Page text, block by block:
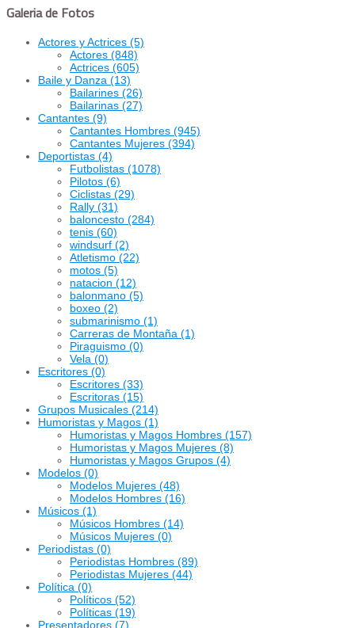
Galeria de Fotos
Actores y Actrices (5)
Actores (848)
Actrices (605)
Baile y Danza (13)
Bailarines (26)
Bailarinas (27)
Cantantes (9)
Cantantes Hombres (945)
Cantantes Mujeres (394)
Deportistas (4)
Futbolistas (1078)
Pilotos (6)
Ciclistas (29)
Rally (31)
baloncesto (284)
tenis (60)
windsurf (2)
Atletismo (22)
motos (5)
natacion (12)
balonmano (5)
boxeo (2)
submarinismo (1)
Carreras de Montaña (1)
Piraguismo (0)
Vela (0)
Escritores (0)
Escritores (33)
Escritoras (15)
Grupos Musicales (214)
Humoristas y Magos (1)
Humoristas y Magos Hombres (157)
Humoristas y Magos Mujeres (8)
Humoristas y Magos Grupos (4)
Modelos (0)
Modelos Mujeres (48)
Modelos Hombres (16)
Músicos (1)
Músicos Hombres (14)
Músicos Mujeres (0)
Periodistas (0)
Periodistas Hombres (89)
Periodistas Mujeres (44)
Política (0)
Políticos (52)
Políticas (19)
Presentadores (7)